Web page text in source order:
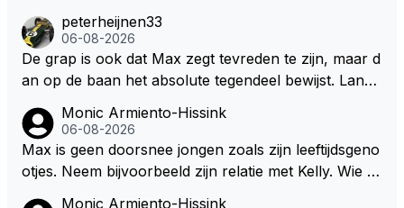
m/haar van zijn laatste zuurverdiende stuiver te ber
oven. De Staat heeft nooit ooit maar een stuiver in Z
andvoort willen investeren en dat zal ook nooit gebe
uren. Afdragen van BTW gelden en vergunningen bi
j dergelijke sportievefestiviteiten MOET je dan weer
wel afstaan, de parasiet.
peterheijnen33
06-08-2026
De grap is ook dat Max zegt tevreden te zijn, maar d
an op de baan het absolute tegendeel bewijst. Lando
dan eigenlijk niet echt zien. ;)
Monic Armiento-Hissink
06-08-2026
Max is geen doorsnee jongen zoals zijn leeftijdsgeno
otjes. Neem bijvoorbeeld zijn relatie met Kelly. Wie g
Monic Armiento-Hissink